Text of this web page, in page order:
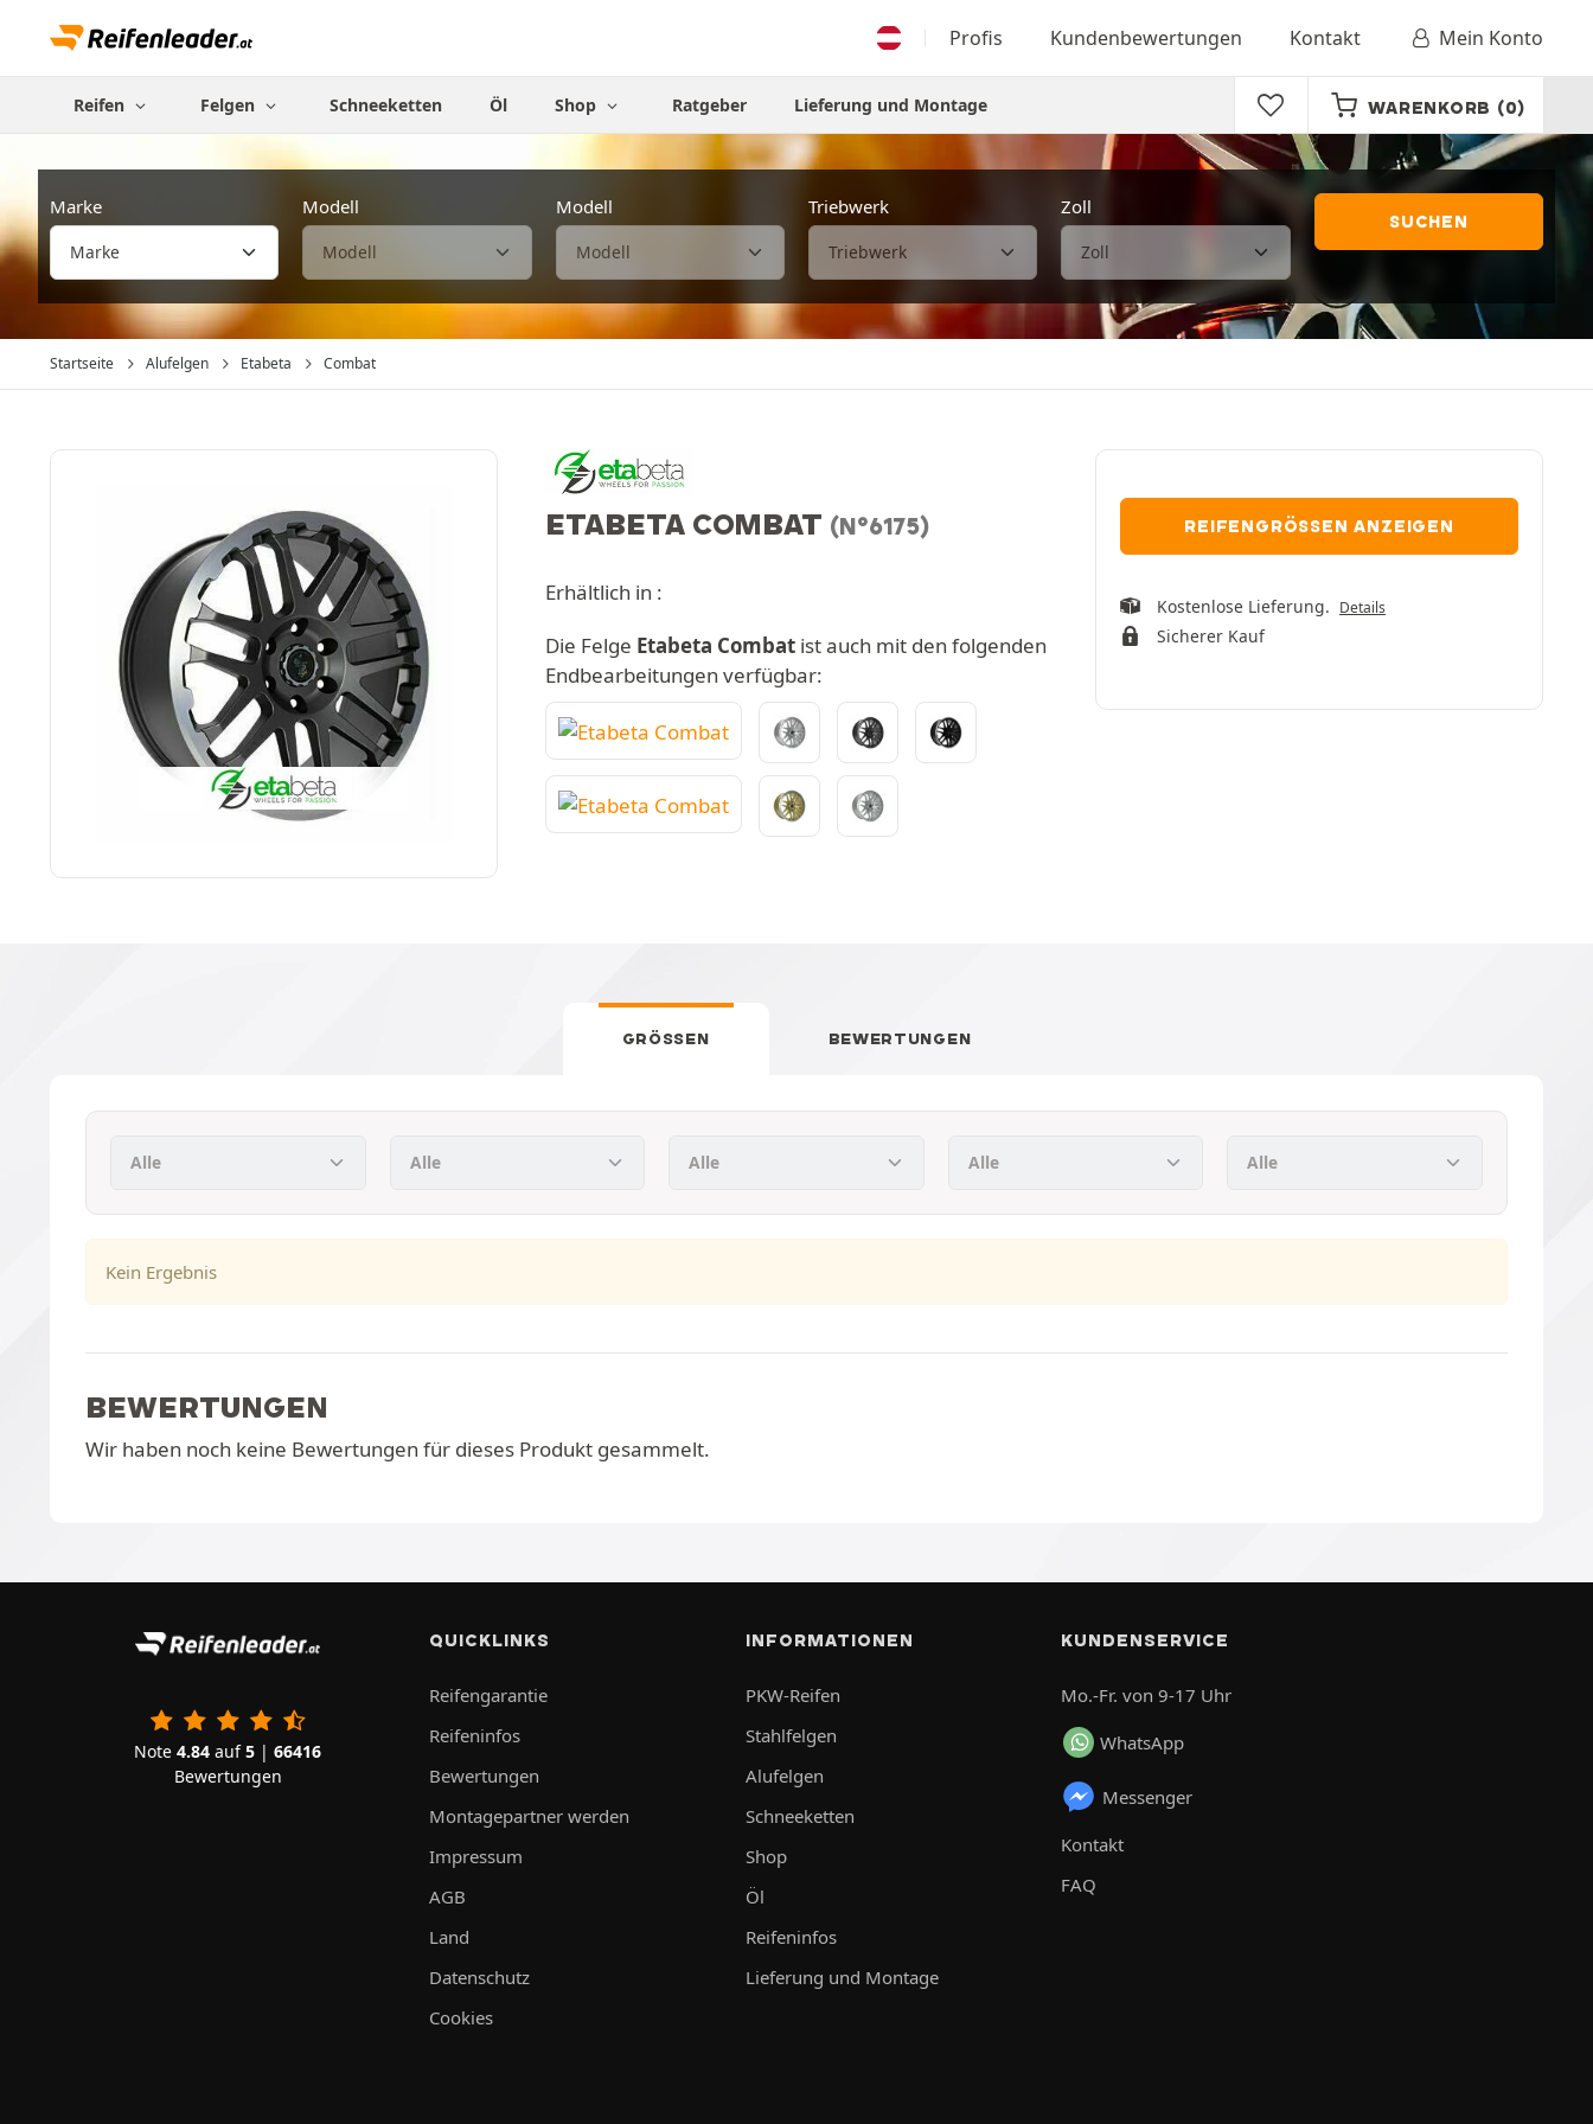
Profis Kundenbewertungen Kontakt Mein Konto
Reifen Felgen Schneeketten Öl Shop Ratgeber Lieferung und Montage WARENKORB (0)
Marke Modell Modell Triebwerk Zoll
SUCHEN
Startseite Alufelgen Etabeta Combat
ETABETA COMBAT (N°6175)
Erhältlich in :
Die Felge Etabeta Combat ist auch mit den folgenden
Endbearbeitungen verfügbar:
REIFENGRÖSSEN ANZEIGEN
Kostenlose Lieferung. Details
Sicherer Kauf
GRÖSSEN BEWERTUNGEN
Kein Ergebnis
BEWERTUNGEN
Wir haben noch keine Bewertungen für dieses Produkt gesammelt.
Note 4.84 auf5 | 66416
Bewertungen
QUICKLINKS
Reifengarantie
Reifeninfos
Bewertungen
Montagepartner werden
Impressum
AGB
Land
Datenschutz
Cookies
INFORMATIONEN
PKW-Reifen
Stahlfelgen
Alufelgen
Schneeketten
Shop
Öl
Reifeninfos
Lieferung und Montage
KUNDENSERVICE
Mo.-Fr. von 9-17 Uhr
WhatsApp
Messenger
Kontakt
FAQ